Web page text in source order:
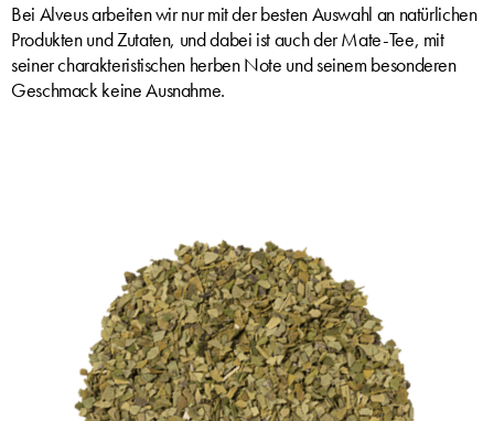
Bei Alveus arbeiten wir nur mit der besten Auswahl an natürlichen
Produkten und Zutaten, und dabei ist auch der Mate-Tee, mit
seiner charakteristischen herben Note und seinem besonderen
Geschmack keine Ausnahme.